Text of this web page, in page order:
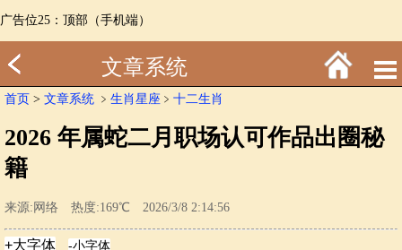
广告位25：顶部（手机端）
文章系统
首页 > 文章系统 ﹥ 生肖星座 ﹥ 十二生肖
2026 年属蛇二月职场认可作品出圈秘
籍
来源:网络 热度:169℃ 2026/3/8 2:14:56